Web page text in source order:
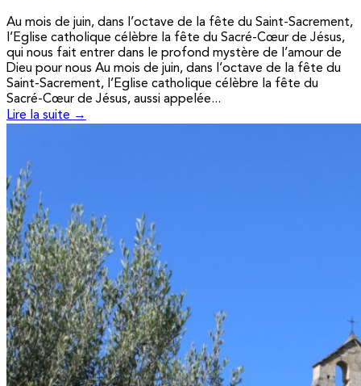
Au mois de juin, dans l’octave de la fête du Saint-Sacrement,
l’Eglise catholique célèbre la fête du Sacré-Cœur de Jésus,
qui nous fait entrer dans le profond mystère de l’amour de
Dieu pour nous Au mois de juin, dans l’octave de la fête du
Saint-Sacrement, l’Eglise catholique célèbre la fête du
Sacré-Cœur de Jésus, aussi appelée...
Lire la suite →